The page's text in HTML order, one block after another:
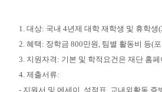
1. 대상: 국내 4년제 대학 재학생 및 휴학생
2. 혜택: 장학금 800만원, 팀별 활동비 등(
3. 지원자격: 기본 및 학적요건은 재단 홈
4. 제출서류:
- 지원서 및 에세이, 성적표, 교내외활동 증